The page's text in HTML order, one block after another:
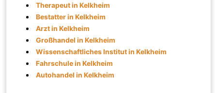
Therapeut in Kelkheim
Bestatter in Kelkheim
Arzt in Kelkheim
Großhandel in Kelkheim
Wissenschaftliches Institut in Kelkheim
Fahrschule in Kelkheim
Autohandel in Kelkheim